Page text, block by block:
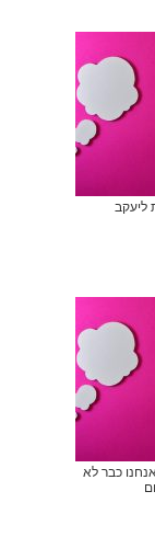
ליעקב
כבר לא